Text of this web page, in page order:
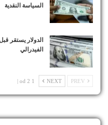
السياسة النقدية
الدولار يستقر
الفيدرالي
NEXT
1 od 2 |